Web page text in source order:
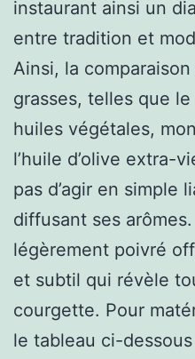
instaurant ainsi un
entre tradition et
Ainsi, la
grasses, telles que
huiles végétales,
l’huile d’olive extra-
pas d’agir en simple
diffusant ses
légèrement poivré
et subtil qui révèle
courgette. Pour
le tableau ci-